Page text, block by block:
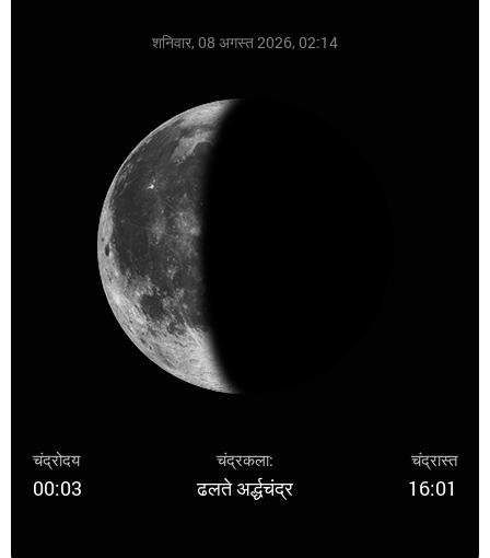
शनिवार, 08 अगस्त 2026, 02:14
चंद्रोदय
00:03
चंद्रकला:
ढलते अर्द्धचंद्र
चंद्रास्त
16:01